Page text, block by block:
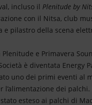
incluso il Plenitude by
con il Nitsa, club
e pilastro della scena
e Primavera
è diventata Energy
uno dei primi eventi al
dei palchi.
esteso ai palchi di